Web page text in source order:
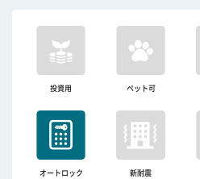
投資用 ペット可
オートロック 新耐震